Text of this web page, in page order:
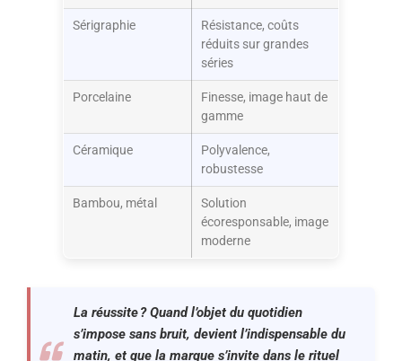
Sérigraphie
Résistance, coûts
réduits sur grandes
séries
Porcelaine
Finesse, image haut de
gamme
Céramique
Polyvalence,
robustesse
Bambou, métal
Solution
écoresponsable, image
moderne
La réussite ? Quand l’objet du quotidien
s’impose sans bruit, devient l’indispensable du
matin, et que la marque s’invite dans le rituel